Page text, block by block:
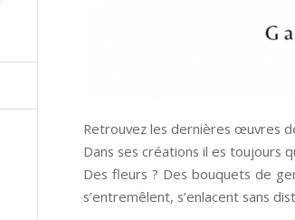
Retrouvez les dernières œuvres
Dans ses créations il es toujours
Des fleurs ? Des bouquets de
s’entremêlent, s’enlacent sans